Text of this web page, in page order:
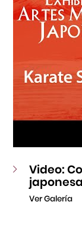
Video:
Ver Galería